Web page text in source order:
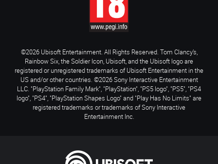
©2026 Ubisoft Entertainment. All Rights Reserved. Tom Clancy’s,
Rainbow Six, the Soldier Icon, Ubisoft, and the Ubisoft logo are
registered or unregistered trademarks of Ubisoft Entertainment in the
US and/or other countries. ©2026 Sony Interactive Entertainment
LLC. "PlayStation Family Mark", "PlayStation", "PS5 logo", "PS5", "PS4
logo", "PS4", "PlayStation Shapes Logo" and "Play Has No Limits" are
registered trademarks or trademarks of Sony Interactive
Entertainment Inc.